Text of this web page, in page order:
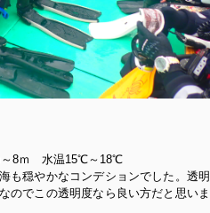
～8ｍ 水温15℃～18℃
も穏やかなコンデションでした。透明
のでこの透明度なら良い方だと思いま